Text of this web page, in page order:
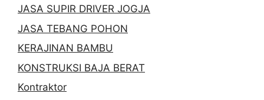
JASA SUPIR DRIVER JOGJA
JASA TEBANG POHON
KERAJINAN BAMBU
KONSTRUKSI BAJA BERAT
Kontraktor